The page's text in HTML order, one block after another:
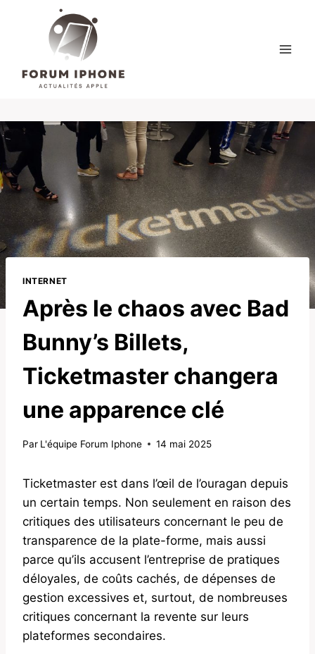
INTERNET
Après le chaos avec Bad
Bunny’s Billets,
Ticketmaster changera
une apparence clé
Par L'équipe Forum Iphone 14 mai 2025
Ticketmaster est dans l’œil de l’ouragan depuis
un certain temps. Non seulement en raison des
critiques des utilisateurs concernant le peu de
transparence de la plate-forme, mais aussi
parce qu’ils accusent l’entreprise de pratiques
déloyales, de coûts cachés, de dépenses de
gestion excessives et, surtout, de nombreuses
critiques concernant la revente sur leurs
plateformes secondaires.